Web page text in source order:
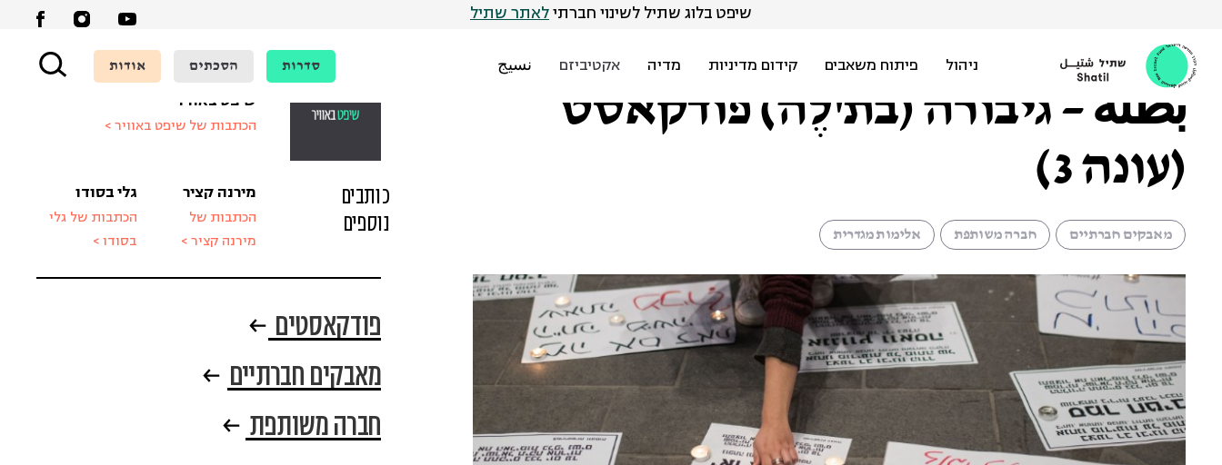
content
שיפט בלוג שתיל לשינוי חברתילאתר שתיל
ניהול פיתוח משאבים קידום מדיניות מדיה אקטיביזם نسيج סדרות הסכתים אודות שיפט באוויר |30 באוגוסט 2019
بطلة – גיבורה (בת'לֶה) פודקאסט
(עונה 3)
מאבקים חברתיים חברה משותפת אלימות מגדרית
שיפט באוויר
הכתבות של שיפט באוויר >
כותבים
נוספים
מירנה קציר
הכתבות של
מירנה קציר >
גלי בסודו
הכתבות של גלי
בסודו >
פודקאסטים
מאבקים חברתיים
חברה משותפת